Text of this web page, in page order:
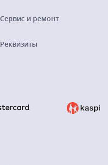
Сервис и ремонт
Реквизиты